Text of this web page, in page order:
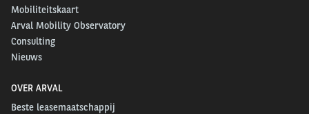
Mobiliteitskaart
Arval Mobility Observatory
Consulting
Nieuws
OVER ARVAL
Beste leasemaatschappij